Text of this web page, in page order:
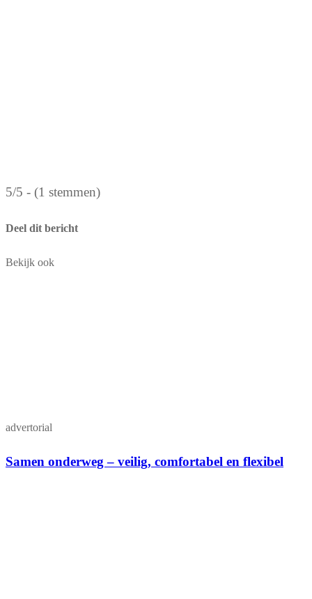
5/5 - (1 stemmen)
Deel dit bericht
Bekijk ook
advertorial
Samen onderweg – veilig, comfortabel en flexibel